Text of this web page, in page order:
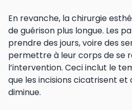
En revanche, la chirurgie
de guérison plus longue. Les
prendre des jours, voire des
permettre à leur corps de se
l’intervention. Ceci inclut le
que les incisions cicatrisent
diminue.